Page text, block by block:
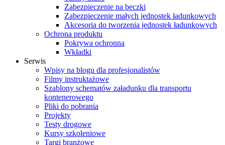
Zabezpieczenie na beczki
Zabezpieczenie małych jednostek ładunkowych
Akcesoria do tworzenia jednostek ładunkowych
Ochrona produktu
Pokrywa ochronna
Wkładki
Serwis
Wpisy na blogu dla profesjonalistów
Filmy instruktażowe
Szablony schematów załadunku dla transportu
kontenerowego
Pliki do pobrania
Projekty
Testy drogowe
Kursy szkoleniowe
Targi branżowe